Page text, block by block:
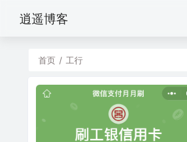
逍遥博客
首页 / 工行